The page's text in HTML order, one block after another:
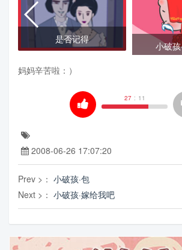
是否记得
小破
妈妈辛苦啦：）
27 : 11
2008-06-26 17:07:20
Prev >： 小破孩·包
Next >： 小破孩·嫁给我吧